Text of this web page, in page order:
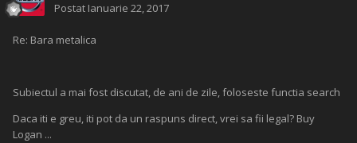
Postat Ianuarie 22, 2017
Re: Bara metalica
Subiectul a mai fost discutat, de ani de zile, foloseste functia search
Daca iti e greu, iti pot da un raspuns direct, vrei sa fii legal? Buy
Logan ...